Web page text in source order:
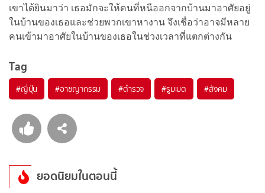
เขาได้ยินมาว่า เธอมักจะให้คนที่หนีออกจากบ้านมาอาศัยอยู่
ในบ้านของเธอและช่วยพวกเขาหางาน จึงเชื่อว่าอาจมีหลาย
คนเข้ามาอาศัยในบ้านของเธอในช่วงเวลาที่แตกต่างกัน
Tag
#ญี่ปุ่น #อาชญากรรม #ตำรวจ #รูมเมต #สังคม
ยอดนิยมในตอนนี้